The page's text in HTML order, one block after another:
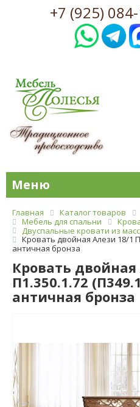
+7 (925)
Меню
Главная Каталог товаров
Мебель для спальни
Двуспальные кровати из
Кровать двойная Алези 18/1
античная бронза
Кровать двойная
П1.350.1.72
античная бронза